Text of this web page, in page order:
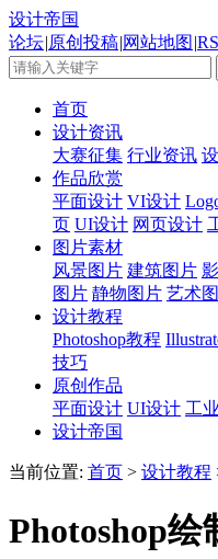
设计帝国
论坛|原创投稿|网站地图 |
首页
设计资讯
大赛征集 行业资讯
作品欣赏
平面设计 VI设计
页 UI设计 网页设计
图片素材
风景图片 建筑图片
图片 静物图片 艺术
设计教程
Photoshop教程
技巧
原创作品
平面设计 UI设计 工
设计帝国
当前位置: 首页 > 设计教程
Photoshop